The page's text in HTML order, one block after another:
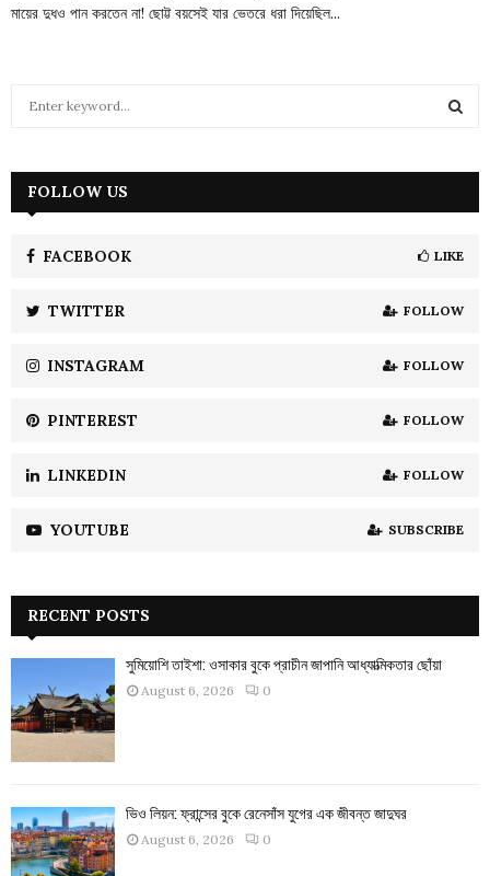
মায়ের দুধও পান করতেন না! ছোট্ট বয়সেই যার ভেতরে ধরা দিয়েছিল...
h
H
FOLLOW US
FACEBOOK LIKE
TWITTER FOLLOW
INSTAGRAM FOLLOW
PINTEREST FOLLOW
LINKEDIN FOLLOW
YOUTUBE SUBSCRIBE
RECENT POSTS
সুমিয়োশি তাইশা: ওসাকার বুকে প্রাচীন জাপানি আধ্যাত্মিকতার ছোঁয়া
August 6, 2026 0
ভিও লিয়ন: ফ্রান্সের বুকে রেনেসাঁস যুগের এক জীবন্ত জাদুঘর
August 6, 2026 0